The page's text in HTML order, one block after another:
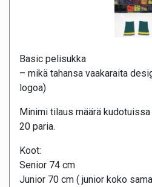
Basic pelisukka
– mikä tahansa vaakaraita
logoa)
Minimi tilaus määrä
20 paria.
Koot:
Senior 74 cm
Junior 70 cm ( junior koko